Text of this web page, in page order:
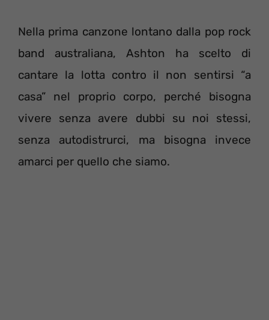
Nella prima canzone lontano dalla pop rock
band australiana, Ashton ha scelto di
cantare la lotta contro il non sentirsi “a
casa” nel proprio corpo, perché bisogna
vivere senza avere dubbi su noi stessi,
senza autodistrurci, ma bisogna invece
amarci per quello che siamo.